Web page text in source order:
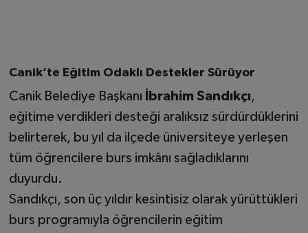
Canik’te Eğitim Odaklı Destekler Sürüyor
Canik Belediye Başkanı İbrahim Sandıkçı,
eğitime verdikleri desteği aralıksız sürdürdüklerini
belirterek, bu yıl da ilçede üniversiteye yerleşen
tüm öğrencilere burs imkânı sağladıklarını
duyurdu.
Sandıkçı, son üç yıldır kesintisiz olarak yürüttükleri
burs programıyla öğrencilerin eğitim